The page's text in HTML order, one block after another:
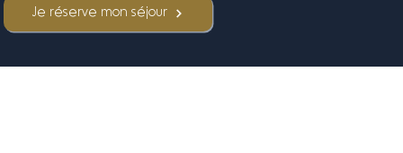
Je réserve mon séjour